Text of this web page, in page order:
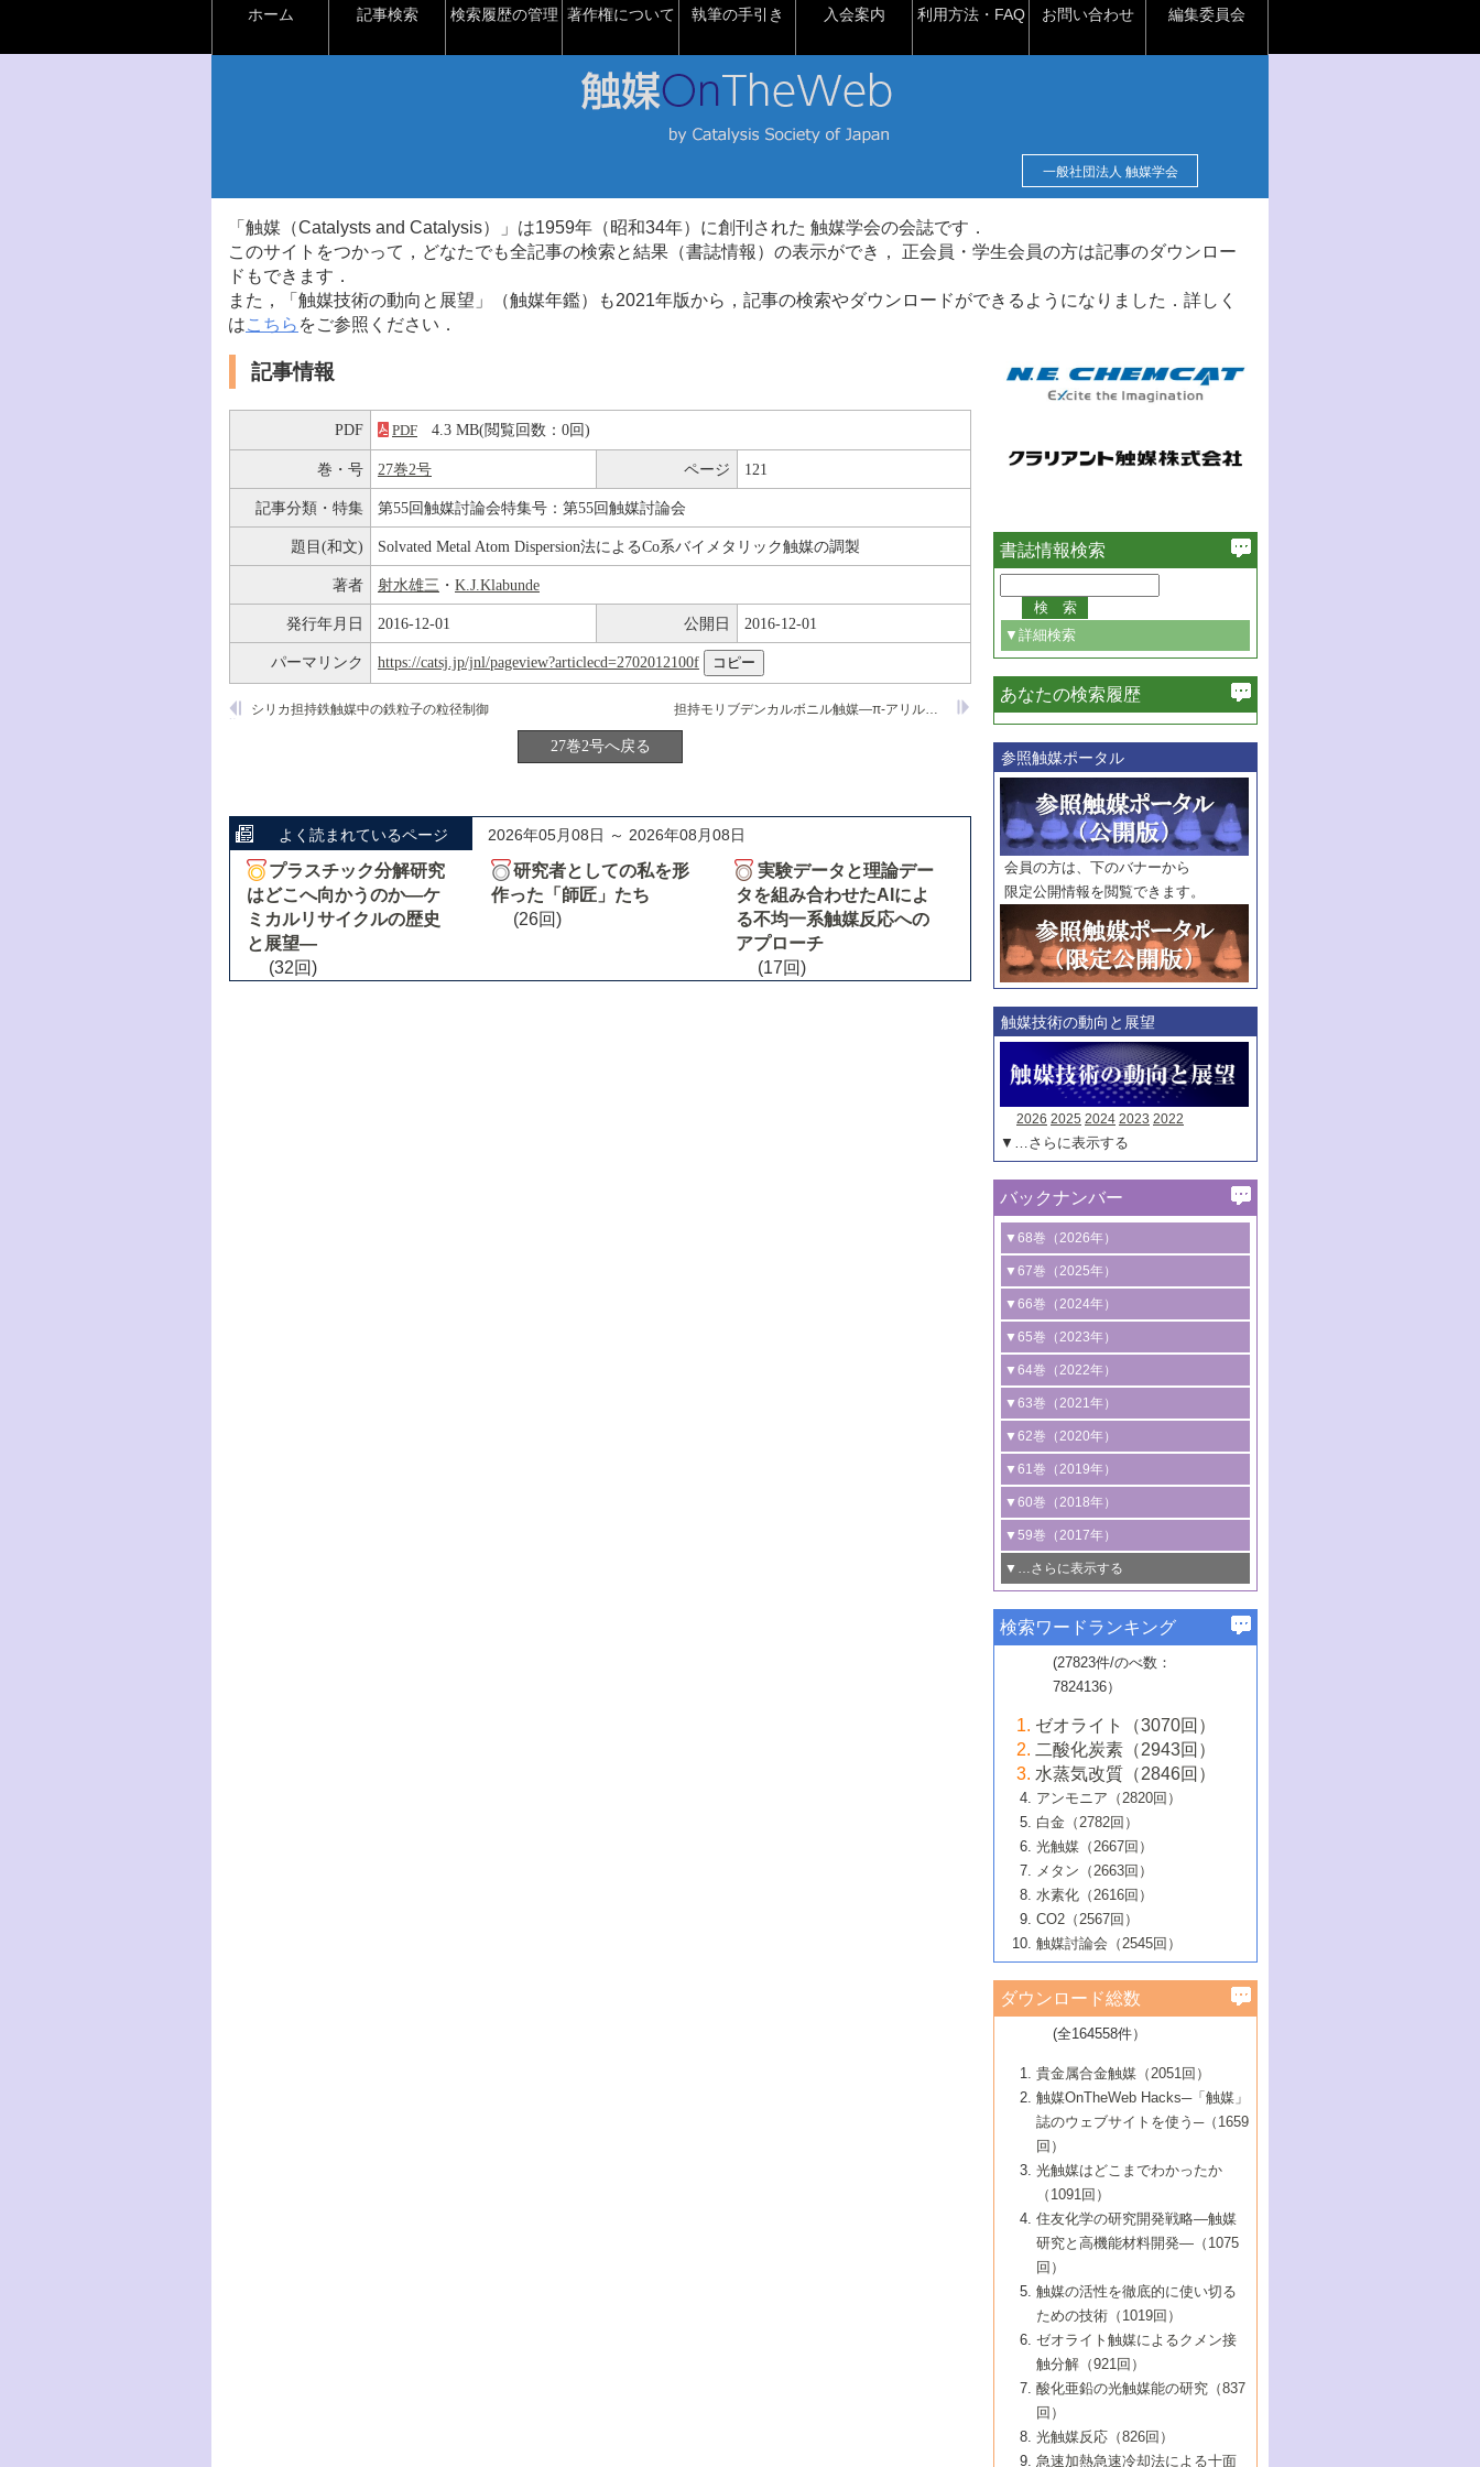
ホーム 記事検索 検索履歴の管理 著作権について 執筆の手引き 入会案内 利用方法・FAQ お問い合わせ 編集委員会
一般社団法人 触媒学会
「触媒（Catalysts and Catalysis）」は1959年（昭和34年）に創刊された 触媒学会の会誌です．
このサイトをつかって，どなたでも全記事の検索と結果（書誌情報）の表示ができ， 正会員・学生会員の方は記事のダウンロー
ドもできます．
また，「触媒技術の動向と展望」（触媒年鑑）も2021年版から，記事の検索やダウンロードができるようになりました．詳しく
はこちら をご参照ください．
記事情報
PDF PDF 4.3 MB(閲覧回数：0回)
巻・号 27巻2号 ページ 121
記事分類・特集 第55回触媒討論会特集号：第55回触媒討論会
題目(和文) Solvated Metal Atom Dispersion法によるCo系バイメタリック触媒の調製
著者 射水雄三 ・ K.J.Klabunde
発行年月日 2016-12-01 公開日 2016-12-01
パーマリンク https://catsj.jp/jnl/pageview?articlecd=2702012100f
担持モリブデンカルボニル触媒―π-アリル錯体の生成とその反応における位置及び立体制御
シリカ担持鉄触媒中の鉄粒子の粒径制御
27巻2号へ戻る
よく読まれているページ 2026年05月08日 ～ 2026年08月08日
プラスチック分解研究
はどこへ向かうのか―ケ
ミカルリサイクルの歴史
と展望―
(32回)
研究者としての私を形
作った「師匠」たち
(26回)
実験データと理論デー
タを組み合わせたAIによ
る不均一系触媒反応への
アプローチ
(17回)
書誌情報検索
▼詳細検索
必ず含む
巻・号指定
巻
号
範囲指定
巻
号～
巻
号
触媒年鑑
年度
記事種別
マーク：
マークあり
あなたの検索履歴
参照触媒ポータル
会員の方は、下のバナーから
限定公開情報を閲覧できます。
触媒技術の動向と展望
2026 2025 2024 2023 2022
▼…さらに表示する
バックナンバー
▼68巻（2026年）
1号 過酸化水素合成に関する研究動向
2号 コンピューター技術により加速する
触媒開発
3号 有機分子変換やCO 資源化のための
光触媒に関する最近の研究
B号 第137回触媒討論会（2026年）
▼67巻（2025年）
1号 CO
水素化によるグリーン燃料/グリ
ーンケミカル製造
2号 水素製造のための水分解技術に関す
る最近の研究
3号 オレフィン系樹脂の精密合成に関す
る最新技術
4号 アルコール類の効率的変換を実現す
る非貴金属触媒の研究動向
5号 ゼオライトの合成と応用における研
究動向
6号 ヘテロ接合界面
B号 第135回触媒討論会（2025年）
▼66巻（2024年）
1号 低次元ナノ構造を有する触媒材料
2号 規制反応場を活用した固体触媒研究
の新展開
3号 未踏分子変換を目指した酸化触媒プ
ロセスの最前線
4号 シンクロトロン放射光および中性子
線を利用した触媒解析技術の最先端
5号 単原子触媒
6号 参照触媒委員会からのお知らせ
B号 第133回触媒討論会（2023年）
▼65巻（2023年）
1号 炭素が関わる触媒機能
2号 プラスチックケミカルリサイクルの
ための触媒技術
3号 非酸化物系金属化合物を基盤とした
触媒材料の開発
4号 格子酸素・格子酸素欠陥を利用した
触媒反応
5号 生体触媒によるエネルギー変換反応
6号 窒素とリンの循環のための触媒・機
能性材料
▼64巻（2022年）
1号 合成ガス製造とCOを用いるケミカル
ズ合成の最新動向
2号 化学品合成のための合金触媒開発
3号 CO の排出削減および有効活用のた
めの触媒技術
4号 若手による情報発信企画～とびたて
若き触媒の研究者たち～（1）
若き触媒の研究者たち～（2）
6号 石油のノーブル・ユースを志向した
触媒技術
大学：オンライン・対面開催）
▼63巻（2021年）
1号 金触媒の新展開
2号 ペロブスカイト
3号 特殊反応場を利用した触媒的分子変
換反応
4号 多孔質材料を用いた触媒の新展開
5号 情報学的手法を用いた触媒開発
6号 カーボンニュートラルに向けた電解
技術
B号 第127回触媒討論会（2021年・オン
ライン開催(Zoom)のみ）
▼62巻（2020年）
1号 触媒設計を拓く欠陥構造のキャラク
タリゼーション
2号 機能化学品製造に資するクリーンな
触媒的酸化反応
3号 水処理のための触媒化学
4号 光触媒を用いた水分解の最新の研究
動向
5号 次世代の触媒プロセスを支えるマイ
6号 メタン転換技術の最新動向
B号 第125回触媒討論会（2020年・工学
院大学）
▼61巻（2019年）
1号 物質移動制御に着目した触媒プロセ
ス開発
2号 CO2 フリー水素サプライチェーンに
関わる触媒開発動向
3号 精密高分子合成に関する最近の研究
動向
4号 バイオマス化成品製造のための触媒
5号 固体触媒による含窒素有機化合物変
換の最前線
6号 貴金属使用量低減に向けた自動車排
ガス浄化触媒の開発
B号 第123回触媒討論会（2019年・大阪
▼60巻（2018年）
1号 固体酸触媒の最新の研究動向
2号 二酸化炭素からの有用化学品合成
3号 ナノ粒子・クラスター触媒の最前線
4号 60周年記念企画
5号 進化するゼオライト合成技術
6号 非貴金属系触媒における電気化学的
B号 第121回触媒討論会（2018年・東京
大学）
▼59巻（2017年）
1号 いたるところに，触媒
最先端技術
3号 無機分離膜材料の開発と触媒反応プ
ロセスへの適用
5号 水素のふるまいを解き明かす最先端
研究
6号 低級アルカンの有効利用のための触
媒技術
B号 第119回触媒討論会（2017年・首都
大学東京）
▼…さらに表示する
1号 ユニークな構造の高分子を生み出す触
2号 リグニンからの化成品製造に向けた触
媒技術
3号 触媒研究の最先端～とびたて若き研究
者たち～（1）
4号 触媒研究の最先端～とびたて若き研究
者たち～（2）
5号 触媒研究の最先端～とびたて若き研究
者たち～（3）
6号 イオニクス材料と燃料電池・電解合成
の最新の研究動向
B号 第117回触媒討論会（2016年・大阪府
立大学）
▼57巻（2015年）
1号 水素キャリアにかかわる触媒技術の新
2号 石油精製用触媒の最近の進展
3号 固体酸化物形燃料電池（SOFC）におけ
るアノード触媒上での燃料直接改質技術
4号 コアシェル構造の制御による触媒機能
5号 工業触媒およびその周辺技術の最近の
進歩
6号 ナノシート
B号 第115回触媒討論会（2015年・成蹊大
▼56巻（2014年）
2号 光触媒反応機構に関する最新の研究動
向
開発動向
4号 人工光合成に向けた近年のアプローチ
5号 未利用熱エネルギーの有効活用に貢献
する触媒技術
6号 ポリオキソメタレート
B号 第113回触媒討論会（2014年・ロワジ
ールホテル豊橋）
1号 高耐久性燃料電池システム用触媒にお
ける新展開
2号 リビングラジカル重合の最近の動向
3号 天然ガスの化学工業的展開に関する触
媒技術
4号 貴金属触媒の精密構造制御とその活用
5号 バイオマス化成品製造のための固体触
6号 ナノ空間─吸着状態解析から新機能開拓
B号 第111回触媒討論会（2013年・関西大
▼54巻（2012年）
1号 規則性多孔体の利用技術における最近
の進歩
2号 第109回触媒討論会
3号 貴金属低減技術の最新動向
4号 貴金属代替技術の最新動向
5号 光触媒による物質変換反応の新展開
6号 グラフェン
7号 水素を利用する化成品合成の新潮流
▼53巻（2011年）
1号 金属学から見る合金触媒の新展開
2号 第107回触媒討論会
3号 触媒のその場観察法の進歩（１）
4号 触媒のその場観察法の進歩（２）
5号 不活性結合の触媒的活性化による有機
合成
6号 新しい固体酸触媒技術
7号 ゼオライト合成における最近の進歩
▼52巻（2010年）
1号 触媒の劣化対策と長寿命触媒開発
2号 第105回触媒討論会
3号 ナノ構造が拓く新機能
4号 活性サイトおよびその環境の精密な設
計による触媒の高機能化
5号 触媒を有効に使うための技術
7号 有機分子触媒による精密有機合成
8号 高機能化ポリオレフィンに向けた重合
触媒の最近の進展
1号 炭素材料－熱い注目を集める材料－
2号 第103回触媒討論会
3号 環境浄化用光触媒の現状と課題
4号 水素社会の実現に向けた水素製造・貯
蔵技術の進歩
5号 CO2が関わる触媒・材料
7号 持続可能社会実現のための触媒および
触媒関連技術
▼50巻（2008年）
1号 触媒化学と学会のこの10年，半世紀，
そして未来
2号 第101回触媒討論会
4号 錯体を利用したユニークな表面構造の
構築と機能
5号 若手会員による触媒研究の未来展望1：
企業編
6号 第102回触媒討論会
7号 触媒・化学反応における計算化学の進
8号 若手研究者による触媒研究の未来展望
2：大学・研究所編
▼49巻（2007年）
1号 含フッ素化合物の合成と触媒
2号 第99回触媒討論会
3号 実用的ファインケミカル合成プロセス
を実現する触媒
5号 こんな物質，あんな物質―新たな触媒
の可能性―
7号 『結晶の化学』を活かした触媒研究
8号 イオン液体の応用
▼48巻（2006年）
1号 固体酸触媒の最近の進歩
2号 第97回触媒討論会
3号 リビング重合触媒の最近の展開
5号 水素製造・貯蔵のための触媒技術の新
しい展開
6号 第98回触媒討論会
7号 基礎化学品製造の触媒技術
8号 多機能型リアクター
1号 最近の触媒担体とその効果
2号 第95回触媒討論会
4号 水分解用光触媒材料
5号 時間分解分光の進歩と応用
6号 第96回触媒討論会
8号 超臨界流体を用いた化学プロセスの新
▼46巻（2004年）
1号 部分酸化反応触媒の最前線
2号 第93回触媒討論会
3号 特殊エネルギー場の触媒反応
4号 生体内における金属の触媒作用
5号 ファインケミカルズの展開に寄与する
6号 第94回触媒討論会
7号 サブナノレベルでみた新しい表面現象
8号 オレフィン重合触媒の新たな展
▼45巻（2003年）
1号 なぜこの触媒が良いのか？
2号 第91回触媒討論会
3号 最近の自動車排ガス処理技術
4号 触媒研究の現状と将来─第90回触媒討論
5号 基礎化学品製造の触媒技術
6号 第92回触媒討論会
7号 基礎化学品製造の触媒技術
8号 資源の循環と触媒技術
▼44巻（2002年）
1号 高次制御された触媒の化学
2号 第89回触媒討論会
3号 触媒を利用した電気化学の新展開
4号 ナノ材料の調製と機能化
5号 こんな触媒が欲しい
6号 第90回触媒討論会
7号 触媒研究と学術雑誌/情報
8号 若い世代からみた触媒化学の現状と未
▼43巻（2001年）
1号 グリーンケミストリーと触媒
2号 第87回触媒討論会特集号
3号 生体触媒とバイオプロセス
4号 水素製造・利用の触媒化学
5号 触媒研究における新しい切り口：コン
ビナトリアルケミストリー
6号 第88回触媒討論会特集号
7号 企業における触媒研究のブレークスル
8号 この材料を触媒として使ってみません
▼42巻（2000年）
1号 触媒反応工学の明日を拓く
2号 第85回触媒討論会
3号 反応ダイナミクス
5号 触媒のおもしろさをどのように伝える
6号 第86回触媒討論会
7号 水素化精製触媒の新しい展開
8号 新しい反応性と機能性を目指した金属
クラスタ-化学
▼41巻（1999年）
1号 孔、穴、あな?-特異な空間とその利用-
2号 第83回触媒討論会
3号 均一系触媒反応最前線
4号 実用炭素材料の新展開
5号 研究の方法論を考える
7号 機能性金属材料と触媒
8号 触媒研究へのNMRの応用と展望
▼40巻（1998年）
進展と21世紀への提言/創立40周年記念・触
媒学会この10年の歩みとこれから/創立40周
2号 第81回触媒討論会
3号 計算機触媒化学へのさそい
4号 触媒劣化の制御と予測
5号 最新の実用プロセスと触媒
6号 第82回触媒討論会
1号 均一系と不均一系触媒反応-その特徴と
接点
2号 第79回触媒討論会
3号 最新NO除去触媒の実用化研究
4号 新しい反応場を目指した触媒調製
5号 反応・分離技術の新しい展開
6号 第80回触媒討論会
▼38巻（1996年）
1号 触媒の構造と触媒作用/C1化学を中心と
する21世紀への触媒
3号 オリンピックメダル:金・銀・銅はどん
な触媒作用を示すか
4号 触媒作用における機能の複合化
▼37巻（1995年）
1号 ファインケミカルズと固体触媒
2号 第75回触媒討論会
3号 希土類を利用した触媒
4号 触媒とリサイクル
5号 エネルギー変換触媒
▼36巻（1994年）
1号 電気化学と触媒
2号 第73回触媒討論会
3号 C4化学の展開
4号 《通常号》
▼35巻（1993年）
1号 工業触媒開発マニュアル―探索から工
業化まで
2号 第71回触媒討論会
▼34巻（1992年）
1号 インパクトを与えたこの研究
2号 第69回触媒討論会
▼33巻（1991年）
1号 触媒プロセス開発マニュアル―探索か
▼32巻（1990年）
検索ワードランキング
(27823件/のべ数：
7824136）
ゼオライト（3070回）
二酸化炭素（2943回）
水蒸気改質（2846回）
アンモニア（2820回）
白金（2782回）
光触媒（2667回）
メタン（2663回）
水素化（2616回）
CO2（2567回）
触媒討論会（2545回）
ダウンロード総数
(全164558件）
貴金属合金触媒（2051回）
触媒OnTheWeb Hacks─「触媒」
誌のウェブサイトを使う─（1659
回）
光触媒はどこまでわかったか
（1091回）
住友化学の研究開発戦略―触媒
研究と高機能材料開発―（1075
回）
触媒の活性を徹底的に使い切る
ための技術（1019回）
ゼオライト触媒によるクメン接
触分解（921回）
酸化亜鉛の光触媒能の研究（837
回）
光触媒反応（826回）
急速加熱急速冷却法による十面